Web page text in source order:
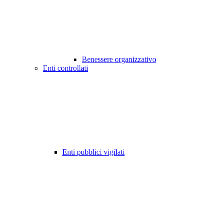
Benessere organizzativo
Enti controllati
Enti pubblici vigilati